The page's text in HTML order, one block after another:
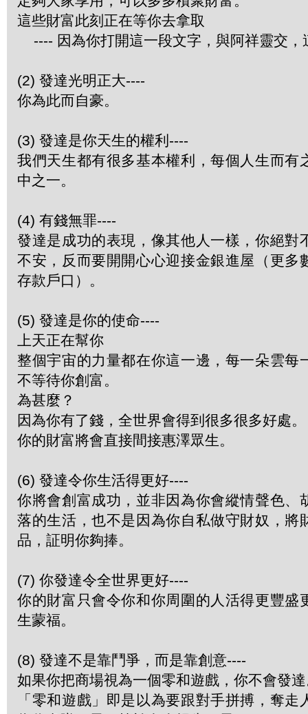
這些財富此刻正在等你去拿取
---- 因為你打開這一段文字，與阿祥靈交，
(2) 發達光明正大----
你為此而自豪。
(3) 發達是你天生的權利----
我們天生都有很多基本權利，每個人生而有
中之一。
(4) 有錢無罪----
發達是成功的表現，像其他人一樣，你絕對
不安，反而要開開心心迎接金銀進屋（更多
存款戶口）。
(5) 發達是你的使命----
上天正在幫你
整個宇宙的力量都在你這一邊，每一朵雲每
不等待你創富。
為甚麼？
因為你有了錢，全世界會得到很多很多好處。
你的財富將會直接間接惠澤眾生。
(6) 發達令你生活得更好----
你將會創富成功，並非因為你會縱情聲色、
落的生活，也不是因為你自私做守財奴，將
品，証明你夠捧。
(7) 你發達令全世界更好----
你的財富只會令你和你周圍的人活得更豐盛
生蒙福。
(8) 發達不是靠鬥爭，而是靠創意----
如果你把商場視為一個零和遊戲，你不會發
「零和遊戲」即是以為要跟對手拼搏，奪走